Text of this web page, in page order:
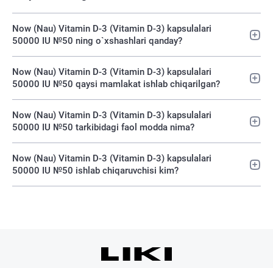
Now (Nau) Vitamin D-3 (Vitamin D-3) kapsulalari
50000 IU №50 ning o`xshashlari qanday?
Now (Nau) Vitamin D-3 (Vitamin D-3) kapsulalari
50000 IU №50 qaysi mamlakat ishlab chiqarilgan?
Now (Nau) Vitamin D-3 (Vitamin D-3) kapsulalari
50000 IU №50 tarkibidagi faol modda nima?
Now (Nau) Vitamin D-3 (Vitamin D-3) kapsulalari
50000 IU №50 ishlab chiqaruvchisi kim?